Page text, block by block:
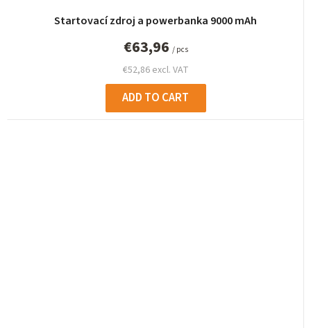
Startovací zdroj a powerbanka 9000 mAh
€52,86 excl. VAT
€63,96 / pcs
ADD TO CART